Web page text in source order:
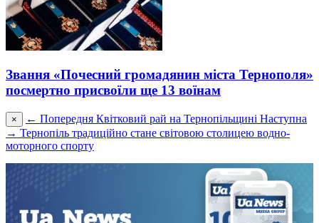
Звання «Почесний громадянин міста Тернополя»
посмертно присвоїли ще 13 воїнам
× ← Попередня Квітковий рай на Тернопільщині Наступна
→ Тернопіль традиційно стане світовою столицею водно-
моторного спорту